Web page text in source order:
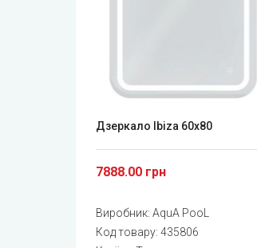
Дзеркало Ibiza 60x80
7888.00 грн
Виробник: AquA PooL
Код товару: 435806